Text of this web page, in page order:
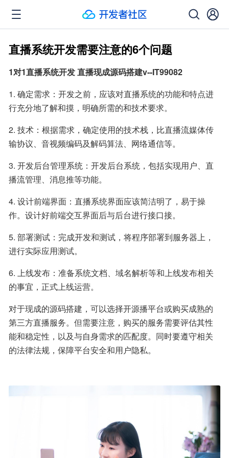
直播系统开发需要注意的6个问题
1对1直播系统开发 直播现成源码搭建v--IT99082
1. 确定需求：开发之前，应该对直播系统的功能和特点进
行充分地了解和摸，明确所需的和技术要求。
2. 技术：根据需求，确定使用的技术栈，比直播流媒体传
输协议、音视频编码及解码算法、网络通信等。
3. 开发后台管理系统：开发后台系统，包括实现用户、直
播流管理、消息推等功能。
4. 设计前端界面：直播系统界面应该简洁明了，易于操
作。设计好前端交互界面后与后台进行接口接。
5. 部署测试：完成开发和测试，将程序部署到服务器上，
进行实际应用测试。
6. 上线发布：准备系统文档、域名解析等和上线发布相关
的事宜，正式上线运营。
对于现成的源码搭建，可以选择开源播平台或购买成熟的
第三方直播服务。但需要注意，购买的服务需要评估其性
能和稳定性，以及与自身需求的匹配度。同时要遵守相关
的法律法规，保障平台安全和用户隐私。